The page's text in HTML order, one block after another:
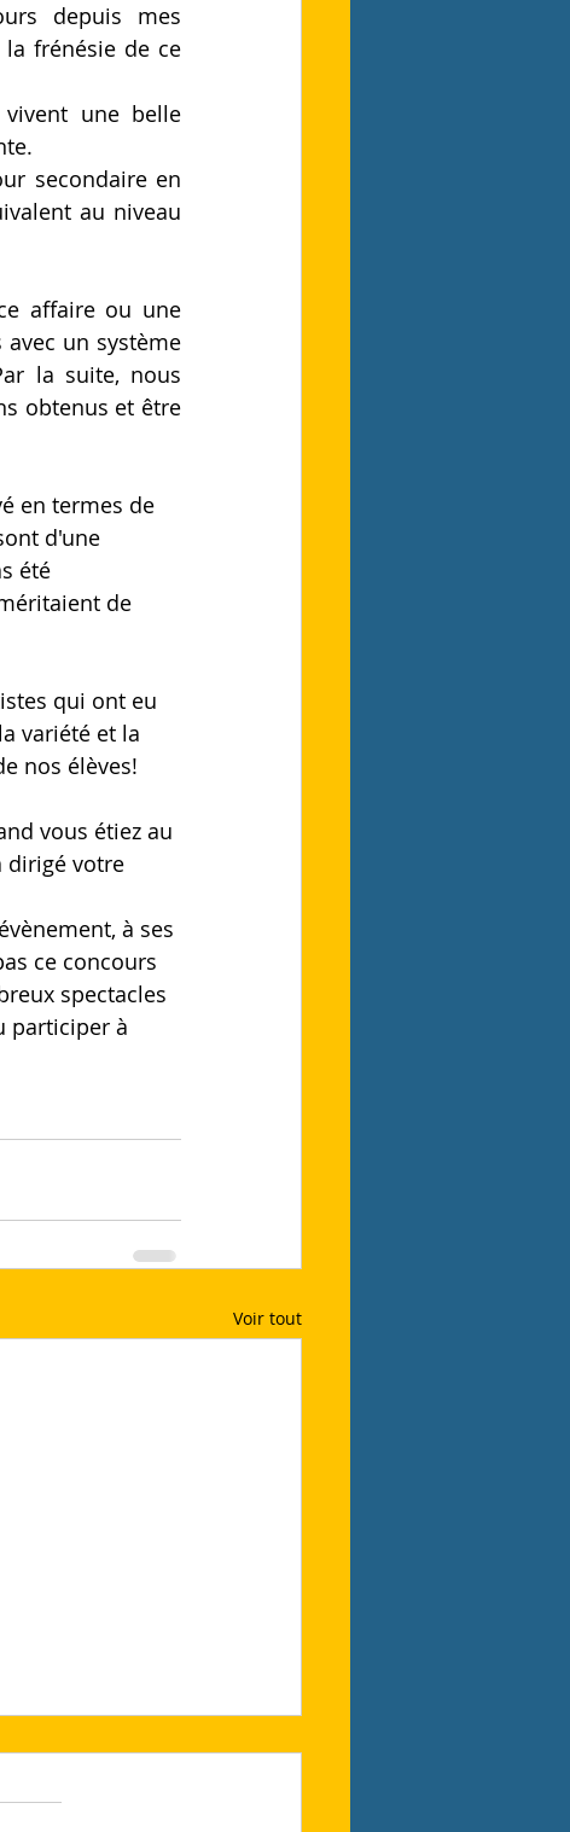
depuis mes
la frénésie de ce
vivent une belle
secondaire en
au niveau
affaire ou une
avec un système
la suite, nous
obtenus et être
en termes de
d'une
été
de
qui ont eu
variété et la
nos élèves!
vous étiez au
dirigé votre
à ses
ce concours
spectacles
participer à
Voir tout